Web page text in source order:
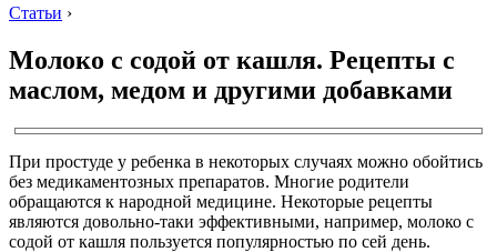
Статьи ›
Молоко с содой от кашля. Рецепты с
маслом, медом и другими добавками
При простуде у ребенка в некоторых случаях можно обойтись
без медикаментозных препаратов. Многие родители
обращаются к народной медицине. Некоторые рецепты
являются довольно-таки эффективными, например, молоко с
содой от кашля пользуется популярностью по сей день.